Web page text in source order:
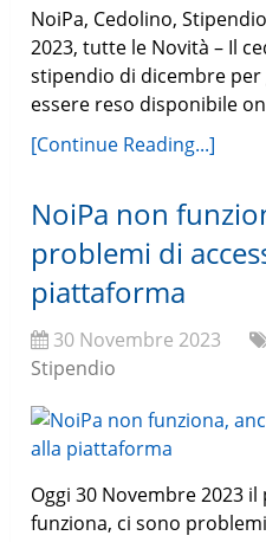
NoiPa, Cedolino,
2023, tutte le Novità – Il
stipendio di dicembre
essere reso disponibile
[Continue Reading...]
NoiPa non
problemi di
piattaforma
30 Novembre 2023
Stipendio
Oggi 30 Novembre 2023
funziona, ci sono